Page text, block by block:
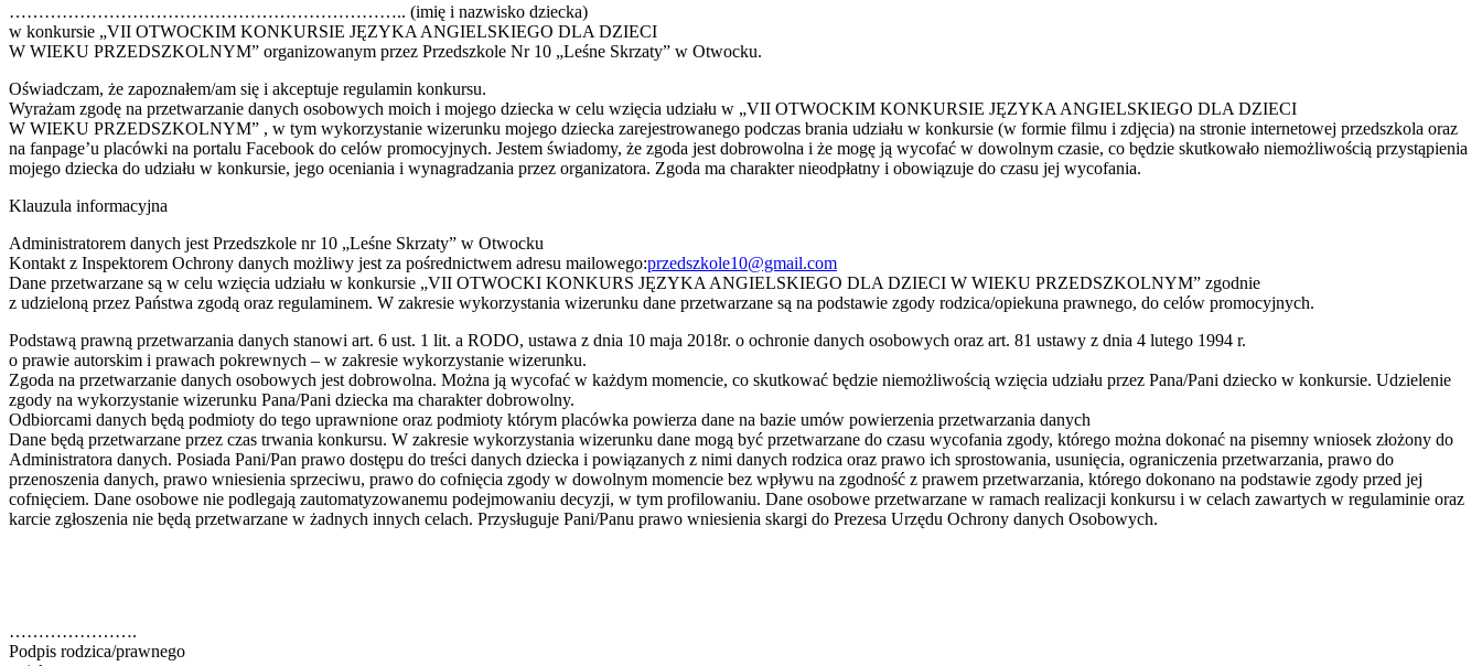
………………………………………………………….. (imię i nazwisko dziecka)
w konkursie „VII OTWOCKIM KONKURSIE JĘZYKA ANGIELSKIEGO DLA DZIECI
W WIEKU PRZEDSZKOLNYM” organizowanym przez Przedszkole Nr 10 „Leśne Skrzaty” w Otwocku.
Oświadczam, że zapoznałem/am się i akceptuje regulamin konkursu.
Wyrażam zgodę na przetwarzanie danych osobowych moich i mojego dziecka w celu wzięcia udziału w „VII OTWOCKIM KONKURSIE JĘZYKA ANGIELSKIEGO DLA DZIECI
W WIEKU PRZEDSZKOLNYM” , w tym wykorzystanie wizerunku mojego dziecka zarejestrowanego podczas brania udziału w konkursie (w formie filmu i zdjęcia) na stronie internetowej przedszkola oraz
na fanpage’u placówki na portalu Facebook do celów promocyjnych. Jestem świadomy, że zgoda jest dobrowolna i że mogę ją wycofać w dowolnym czasie, co będzie skutkowało niemożliwością przystąpienia
mojego dziecka do udziału w konkursie, jego oceniania i wynagradzania przez organizatora. Zgoda ma charakter nieodpłatny i obowiązuje do czasu jej wycofania.
Klauzula informacyjna
Administratorem danych jest Przedszkole nr 10 „Leśne Skrzaty” w Otwocku
Kontakt z Inspektorem Ochrony danych możliwy jest za pośrednictwem adresu mailowego:przedszkole10@gmail.com
Dane przetwarzane są w celu wzięcia udziału w konkursie „VII OTWOCKI KONKURS JĘZYKA ANGIELSKIEGO DLA DZIECI W WIEKU PRZEDSZKOLNYM” zgodnie
z udzieloną przez Państwa zgodą oraz regulaminem. W zakresie wykorzystania wizerunku dane przetwarzane są na podstawie zgody rodzica/opiekuna prawnego, do celów promocyjnych.
Podstawą prawną przetwarzania danych stanowi art. 6 ust. 1 lit. a RODO, ustawa z dnia 10 maja 2018r. o ochronie danych osobowych oraz art. 81 ustawy z dnia 4 lutego 1994 r.
o prawie autorskim i prawach pokrewnych – w zakresie wykorzystanie wizerunku.
Zgoda na przetwarzanie danych osobowych jest dobrowolna. Można ją wycofać w każdym momencie, co skutkować będzie niemożliwością wzięcia udziału przez Pana/Pani dziecko w konkursie. Udzielenie
zgody na wykorzystanie wizerunku Pana/Pani dziecka ma charakter dobrowolny.
Odbiorcami danych będą podmioty do tego uprawnione oraz podmioty którym placówka powierza dane na bazie umów powierzenia przetwarzania danych
Dane będą przetwarzane przez czas trwania konkursu. W zakresie wykorzystania wizerunku dane mogą być przetwarzane do czasu wycofania zgody, którego można dokonać na pisemny wniosek złożony do
Administratora danych. Posiada Pani/Pan prawo dostępu do treści danych dziecka i powiązanych z nimi danych rodzica oraz prawo ich sprostowania, usunięcia, ograniczenia przetwarzania, prawo do
przenoszenia danych, prawo wniesienia sprzeciwu, prawo do cofnięcia zgody w dowolnym momencie bez wpływu na zgodność z prawem przetwarzania, którego dokonano na podstawie zgody przed jej
cofnięciem. Dane osobowe nie podlegają zautomatyzowanemu podejmowaniu decyzji, w tym profilowaniu. Dane osobowe przetwarzane w ramach realizacji konkursu i w celach zawartych w regulaminie oraz
karcie zgłoszenia nie będą przetwarzane w żadnych innych celach. Przysługuje Pani/Panu prawo wniesienia skargi do Prezesa Urzędu Ochrony danych Osobowych.
………………….
Podpis rodzica/prawnego